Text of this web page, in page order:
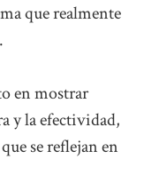
que realmente
en mostrar
y la efectividad,
se reflejan en